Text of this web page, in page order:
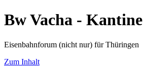
Bw Vacha - Kantine
Eisenbahnforum (nicht nur) für Thüringen
Zum Inhalt